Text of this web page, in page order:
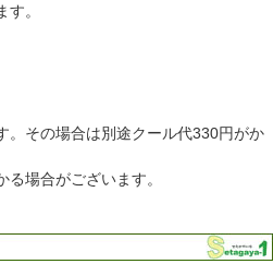
。
その場合は別途クール代330円がか
場合がございます。